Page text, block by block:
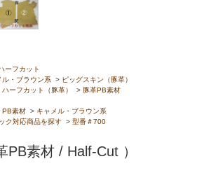
ーフカット
ル・ブラウン系 > ピッグスキン（豚革）
ハーフカット（豚革） > 豚革PB素材
PB素材 > キャメル・ブラウン系
ク対応商品を探す > 型番＃700
PB素材 / Half-Cut ）